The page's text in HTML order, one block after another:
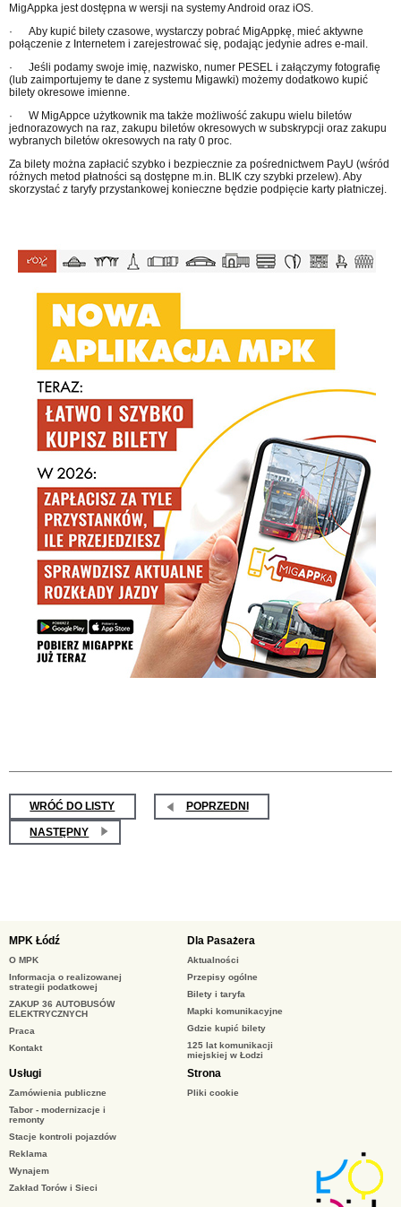
MigAppka jest dostępna w wersji na systemy Android oraz iOS.
·
Aby kupić bilety czasowe, wystarczy pobrać MigAppkę, mieć aktywne
połączenie z Internetem i zarejestrować się, podając jedynie adres e-mail.
·
Jeśli podamy swoje imię, nazwisko, numer PESEL i załączymy fotografię
(lub zaimportujemy te dane z systemu Migawki) możemy dodatkowo kupić
bilety okresowe imienne.
·
W MigAppce użytkownik ma także możliwość zakupu wielu biletów
jednorazowych na raz, zakupu biletów okresowych w subskrypcji oraz zakupu
wybranych biletów okresowych na raty 0 proc.
Za bilety można zapłacić szybko i bezpiecznie za pośrednictwem PayU (wśród
różnych metod płatności są dostępne m.in. BLIK czy szybki przelew). Aby
skorzystać z taryfy przystankowej konieczne będzie podpięcie karty płatniczej.
WRÓĆ DO LISTY POPRZEDNI
NASTĘPNY
MPK Łódź
O MPK
Informacja o realizowanej
strategii podatkowej
ZAKUP 36 AUTOBUSÓW
ELEKTRYCZNYCH
Praca
Kontakt
Dla Pasażera
Aktualności
Przepisy ogólne
Bilety i taryfa
Mapki komunikacyjne
Gdzie kupić bilety
125 lat komunikacji
miejskiej w Łodzi
Usługi
Zamówienia publiczne
Tabor - modernizacje i
remonty
Stacje kontroli pojazdów
Reklama
Wynajem
Zakład Torów i Sieci
Strona
Pliki cookie